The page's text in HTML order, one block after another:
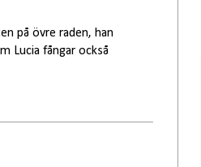
på övre raden, han
Lucia fångar också